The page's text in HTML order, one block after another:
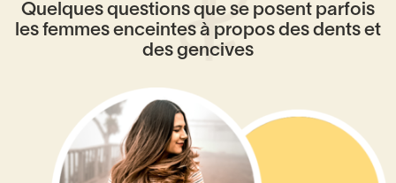
Quelques questions que se posent parfois
les femmes enceintes à propos des dents et
des gencives